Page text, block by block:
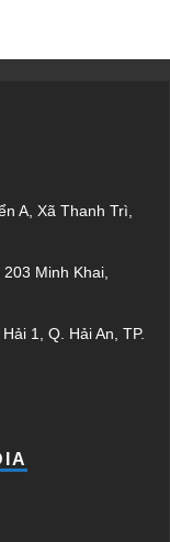
A, Xã Thanh Trì,
Minh Khai,
1, Q. Hải An, TP.